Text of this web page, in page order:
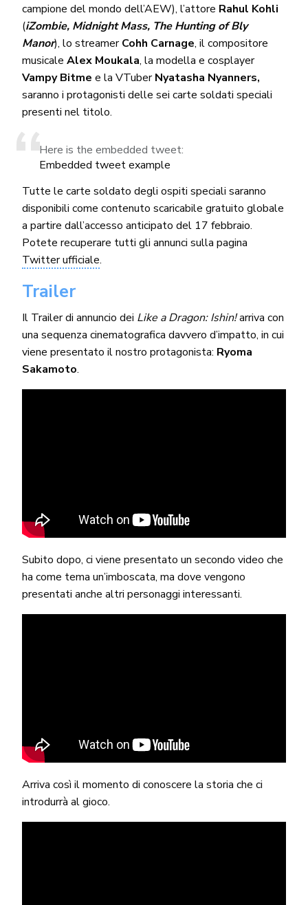
campione del mondo dell’AEW), l’attore Rahul Kohli
(iZombie, Midnight Mass, The Hunting of Bly
Manor), lo streamerCohh Carnage, il compositore
musicale Alex Moukala, la modella e cosplayer
Vampy Bitme e la VTuberNyatasha Nyanners,
saranno i protagonisti delle sei carte soldati speciali
presenti nel titolo.
Here is the embedded tweet:
Embedded tweet example
Tutte le carte soldato degli ospiti speciali saranno
disponibili come contenuto scaricabile gratuito globale
a partire dall’accesso anticipato del 17 febbraio.
Potete recuperare tutti gli annunci sulla pagina
Twitter ufficiale.
Trailer
Il Trailer di annuncio dei Like a Dragon: Ishin!arriva con
una sequenza cinematografica davvero d’impatto, in cui
viene presentato il nostro protagonista: Ryoma
Sakamoto.
Subito dopo, ci viene presentato un secondo video che
ha come tema un’imboscata, ma dove vengono
presentati anche altri personaggi interessanti.
Arriva così il momento di conoscere la storia che ci
introdurrà al gioco.